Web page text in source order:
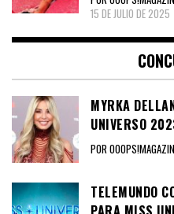
15 DE JULIO DE 2025
MYRKA
UNIVERSO
POR
TELEMUNDO